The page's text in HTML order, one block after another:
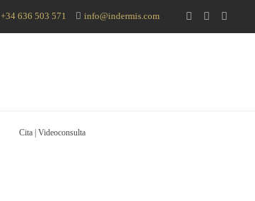
+34 636 503 571 info@indermis.com
Cita | Videoconsulta